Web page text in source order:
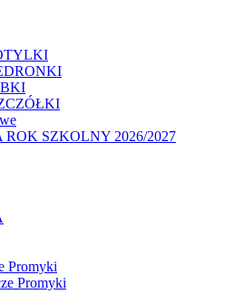
ROK SZKOLNY 2026/2027
Promyki
Promyki